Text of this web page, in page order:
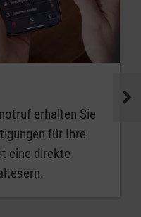
erhalten Sie
für Ihre
eine direkte